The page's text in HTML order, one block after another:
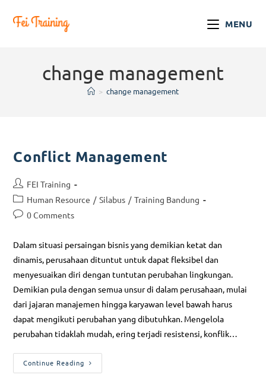
MENU
change management
> change management
Conflict Management
FEI Training
Human Resource / Silabus / Training Bandung
0 Comments
Dalam situasi persaingan bisnis yang demikian ketat dan
dinamis, perusahaan dituntut untuk dapat fleksibel dan
menyesuaikan diri dengan tuntutan perubahan lingkungan.
Demikian pula dengan semua unsur di dalam perusahaan, mulai
dari jajaran manajemen hingga karyawan level bawah harus
dapat mengikuti perubahan yang dibutuhkan. Mengelola
perubahan tidaklah mudah, ering terjadi resistensi, konflik…
Continue Reading